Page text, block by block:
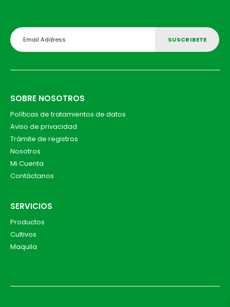
SOBRE NOSOTROS
Políticas de tratamientos de datos
Aviso de privacidad
Trámite de registros
Nosotros
Mi Cuenta
Contáctanos
SERVICIOS
Productos
Cultivos
Maquila